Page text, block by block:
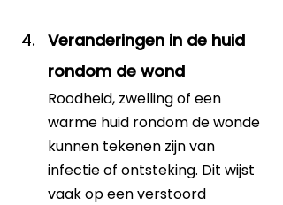
Veranderingen in de huid
rondom de wond
Roodheid, zwelling of een
warme huid rondom de wonde
kunnen tekenen zijn van
infectie of ontsteking. Dit wijst
vaak op een verstoord